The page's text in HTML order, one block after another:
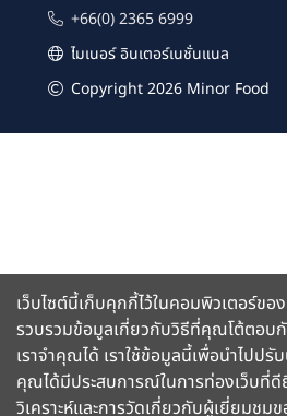
+66(0) 2365 6999
ไมเนอร์ อินเตอร์เนชั่นแนล
Copyright 2026 Minor Food
เว็บไซต์นี้เก็บคุกกี้ไว้ในคอมพิวเตอร์ข
รวบรวมข้อมูลเกี่ยวกับวิธีที่คุณโต้ตอบกั
เราจำคุณได้ เราใช้ข้อมูลนี้เพื่อนำไปป
คุณได้มีประสบการณ์ในการท่องเว็บที่ดี
วิเคราะห์และการวัดเกี่ยวกับผู้เยี่ยมชมข